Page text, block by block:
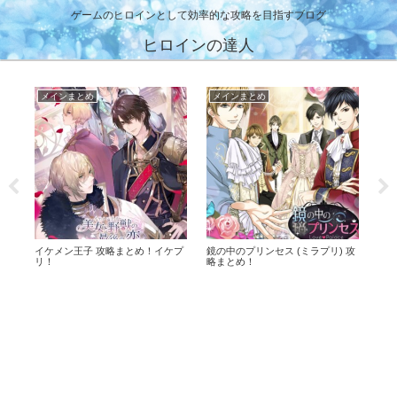
ゲームのヒロインとして効率的な攻略を目指すブログ
ヒロインの達人
メインまとめ
イケメン王子 攻略まとめ！イケプ
リ！
メインまとめ
鏡の中のプリンセス (ミラプリ) 攻
略まとめ！